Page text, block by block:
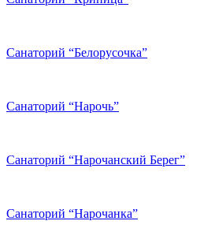
Санаторий “Белорусочка”
Санаторий “Нарочь”
Санаторий “Нарочанский Берег”
Санаторий “Нарочанка”